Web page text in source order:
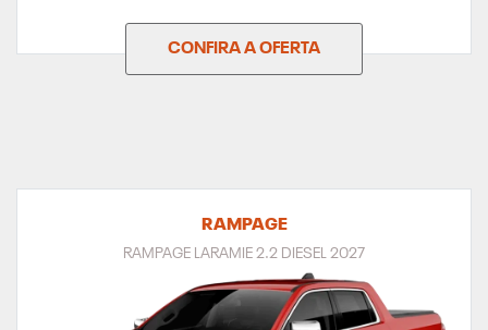
CONFIRA A OFERTA
RAMPAGE
RAMPAGE LARAMIE 2.2 DIESEL 2027